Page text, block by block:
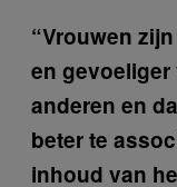
“Vrouwen
en
anderen en
beter te
inhoud van